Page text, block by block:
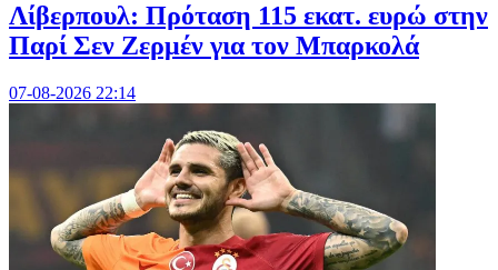
Λίβερπουλ: Πρόταση 115 εκατ. ευρώ στην
Παρί Σεν Ζερμέν για τον Μπαρκολά
07-08-2026 22:14